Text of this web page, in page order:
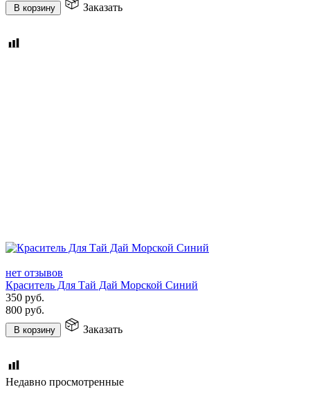
В корзину Заказать
нет отзывов
Краситель Для Тай Дай Морской Синий
350 руб.
800 руб.
В корзину Заказать
Недавно просмотренные